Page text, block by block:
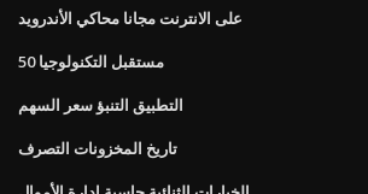
على الانترنت مجانا محاكي الأندرويد
مستقبل التكنولوجيا 50
التطبيق التنبؤ سعر السهم
تاريخ المخزونات التصرف